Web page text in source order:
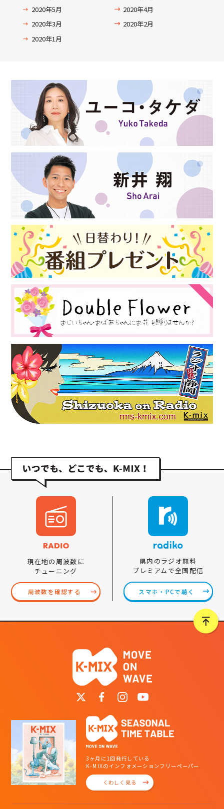
2020年5月
2020年4月
2020年3月
2020年2月
2020年1月
現在地の周波数に
チューニング
周波数を確認する
県内のラジオ無料
プレミアムで全国配信
スマホ・PCで聴く
3ヶ月に1回発行している
K-MIXのインフォメーションフリーペーパー
くわしく見る